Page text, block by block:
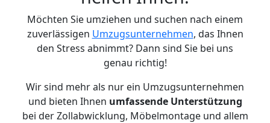
Möchten Sie umziehen und suchen nach einem
zuverlässigen Umzugsunternehmen, das Ihnen
den Stress abnimmt? Dann sind Sie bei uns
genau richtig!
Wir sind mehr als nur ein Umzugsunternehmen
und bieten Ihnen umfassende Unterstützung
bei der Zollabwicklung, Möbelmontage und allem